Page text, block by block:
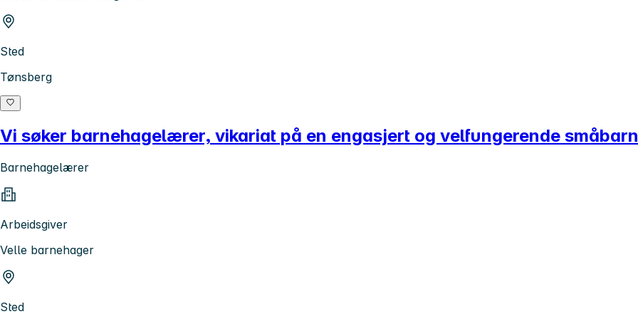
Sted
Tønsberg
Vi søker barnehagelærer, vikariat på en engasjert og velfungerende
Barnehagelærer
Arbeidsgiver
Velle barnehager
Sted